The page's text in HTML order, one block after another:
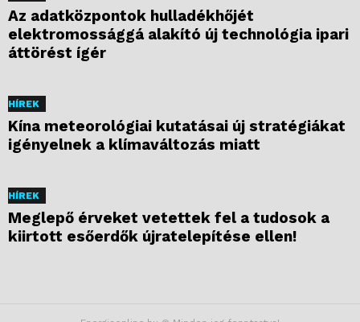
Az adatközpontok hulladékhőjét
elektromossággá alakító új technológia ipari
áttörést ígér
HÍREK
Kína meteorológiai kutatásai új stratégiákat
igényelnek a klímaváltozás miatt
HÍREK
Meglepő érveket vetettek fel a tudosok a
kiirtott esőerdők újratelepítése ellen!